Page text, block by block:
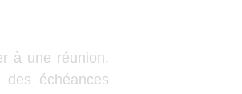
à une réunion.
échéances